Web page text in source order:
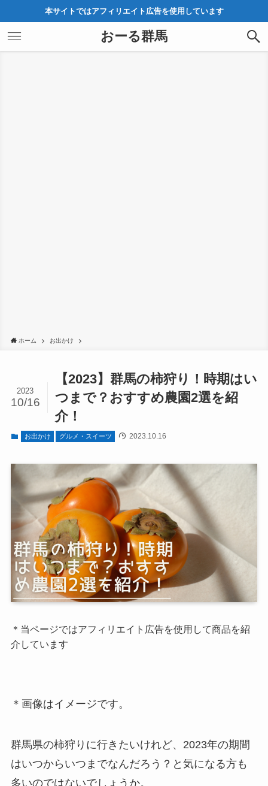
本サイトではアフィリエイト広告を使用しています
おーる群馬
ホーム お出かけ
【2023】群馬の柿狩り！時期はい
つまで？おすすめ農園2選を紹
介！
2023
10/16
お出かけ グルメ・スイーツ 2023.10.16
＊当ページではアフィリエイト広告を使用して商品を紹
介しています
＊画像はイメージです。
群馬県の柿狩りに行きたいけれど、2023年の期間
はいつからいつまでなんだろう？と気になる方も
多いのではないでしょうか。